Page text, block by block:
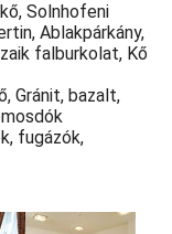
Solnhofeni
Ablakpárkány,
falburkolat, Kő
Gránit, bazalt,
fugázók,